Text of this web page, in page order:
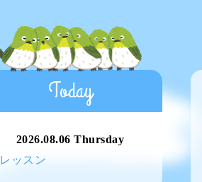
Today
2026.08.06 Thursday
レッスン